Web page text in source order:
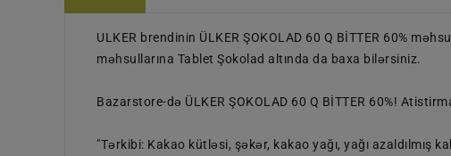
ULKER brendinin ÜLKER ŞOKOLAD 60 Q BİTTER 60%
məhsullarına Tablet Şokolad altında da baxa bilərsiniz.
Bazarstore-də ÜLKER ŞOKOLAD 60 Q BİTTER 60%!
"Tərkibi: Kakao kütləsi, şəkər, kakao yağı, yağı